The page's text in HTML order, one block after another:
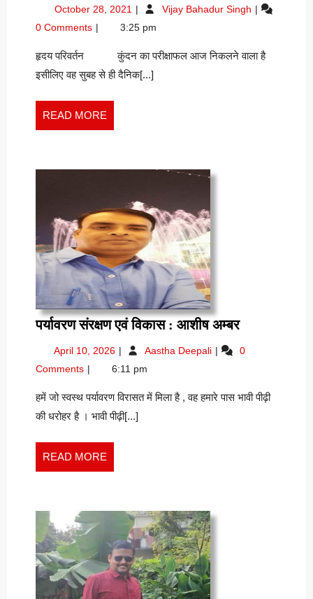
सुरेश
गौरव
October 28, 2021 October
2021
Vijay Bahadur Singh हृदय
कुमार
गौरव
0 Comments 3:25 pm
हृदय परिवर्तन कुंदन का परीक्षाफल आज निकलने वाला है
इसीलिए वह सुबह से ही दैनिक[...]
READ MORE
MORE
पर्यावरण संरक्षण एवं विकास : आशीष अम्बरपर्यावरण
एवं
:
आशीष
April 10, 2026 April
2026
Aastha Deepali पर्यावरण
विकास
0
Comments
6:11 pm
हमें जो स्वस्थ पर्यावरण विरासत में मिला है , वह हमारे पास भावी पीढ़ी
की धरोहर है । भावी पीढ़ी[...]
READ MORE
MORE